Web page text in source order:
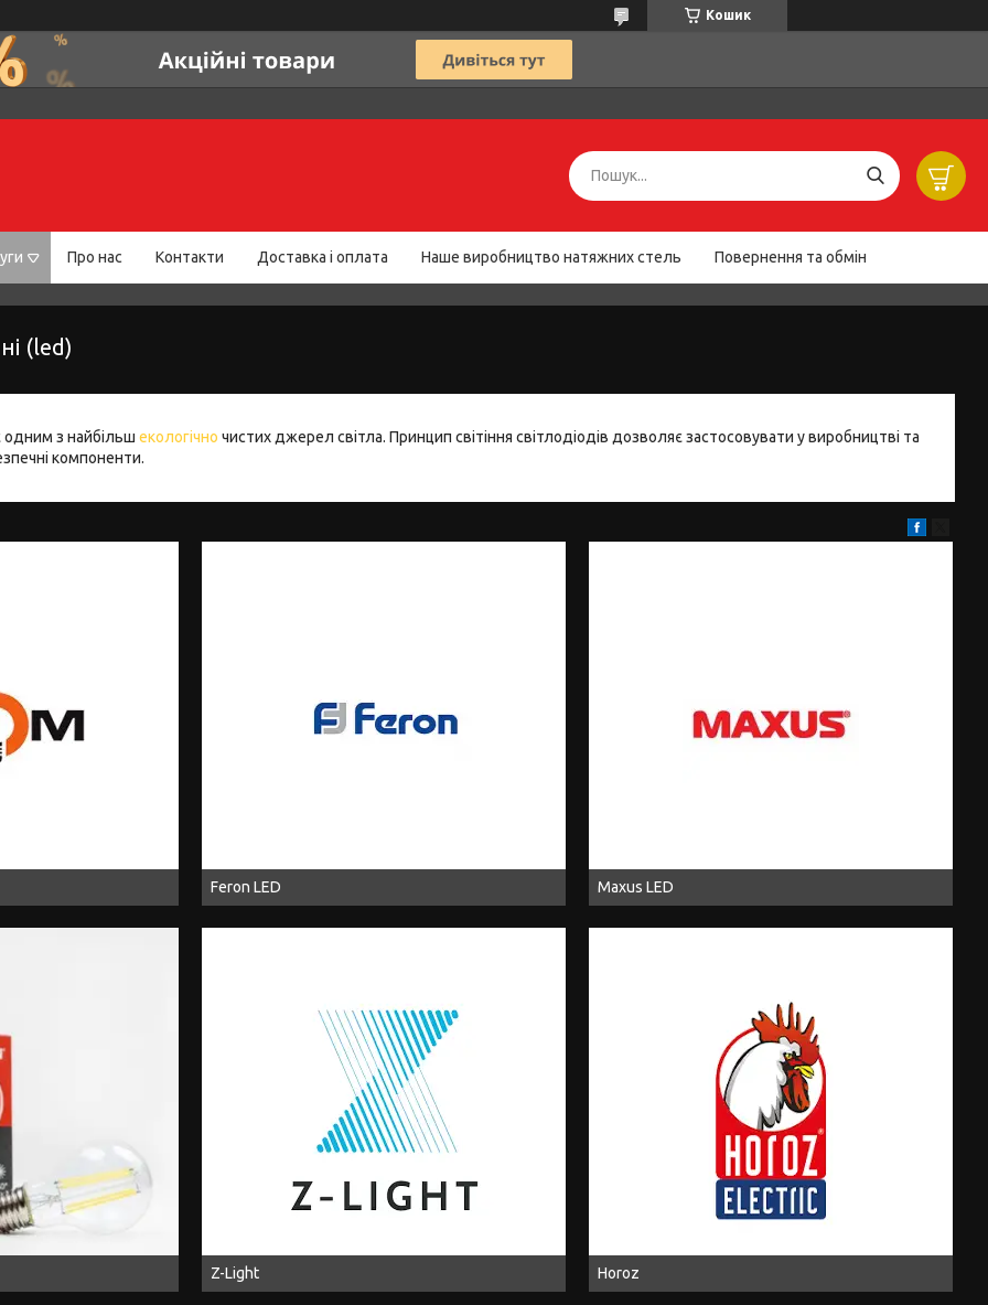
Кошик
Про нас Контакти Доставка і оплата Наше виробництво натяжних стель Повернення та обмін
(led)
одним з найбільш екологічно чистих джерел світла. Принцип світіння світлодіодів дозволяє застосовувати у виробництві та
компоненти.
Feron LED Maxus LED
Z-Light Horoz